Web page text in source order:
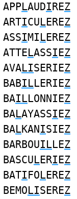
APPLAUDIREZ
ARTICULEREZ
ASSIMILEREZ
ATTELASSIEZ
AVALISERIEZ
BABILLERIEZ
BAILLONNIEZ
BALAYASSIEZ
BALKANISIEZ
BARBOUILLEZ
BASCULERIEZ
BATIFOLEREZ
BEMOLISEREZ